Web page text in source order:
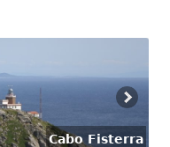
Cabo Fisterra